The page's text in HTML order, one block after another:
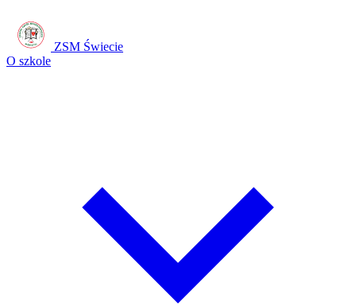
ZSM Świecie
O szkole